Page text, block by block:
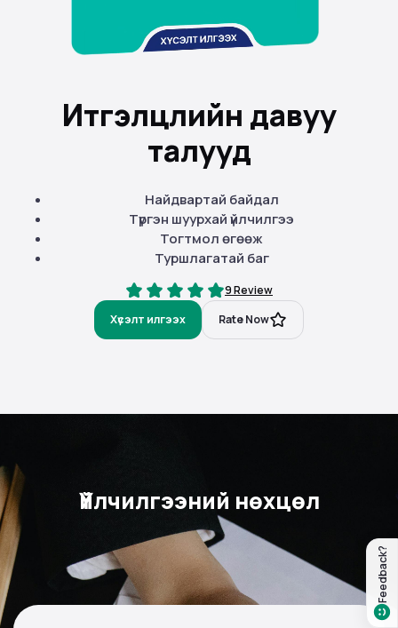
Feedback?
Итгэлцлийн давуу
талууд
Найдвартай байдал
Түргэн шуурхай үйлчилгээ
Тогтмол өгөөж
Туршлагатай баг
9 Review
Хүсэлт илгээх
Rate Now
Үйлчилгээний нөхцөл